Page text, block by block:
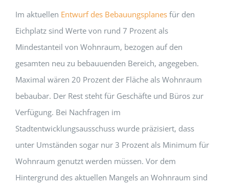
Im aktuellen Entwurf des Bebauungsplanes für den
Eichplatz sind Werte von rund 7 Prozent als
Mindestanteil von Wohnraum, bezogen auf den
gesamten neu zu bebauuenden Bereich, angegeben.
Maximal wären 20 Prozent der Fläche als Wohnraum
bebaubar. Der Rest steht für Geschäfte und Büros zur
Verfügung. Bei Nachfragen im
Stadtentwicklungsausschuss wurde präzisiert, dass
unter Umständen sogar nur 3 Prozent als Minimum für
Wohnraum genutzt werden müssen. Vor dem
Hintergrund des aktuellen Mangels an Wohnraum sind